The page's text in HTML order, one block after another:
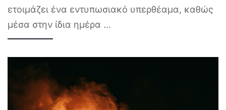
ετοιμάζει ένα εντυπωσιακό υπερθέαμα, καθώς
μέσα στην ίδια ημέρα ...